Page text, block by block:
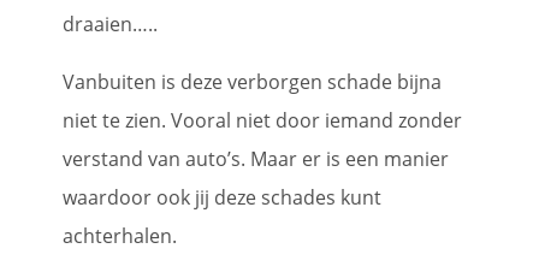
draaien…..
Vanbuiten is deze verborgen schade bijna
niet te zien. Vooral niet door iemand zonder
verstand van auto’s. Maar er is een manier
waardoor ook jij deze schades kunt
achterhalen.